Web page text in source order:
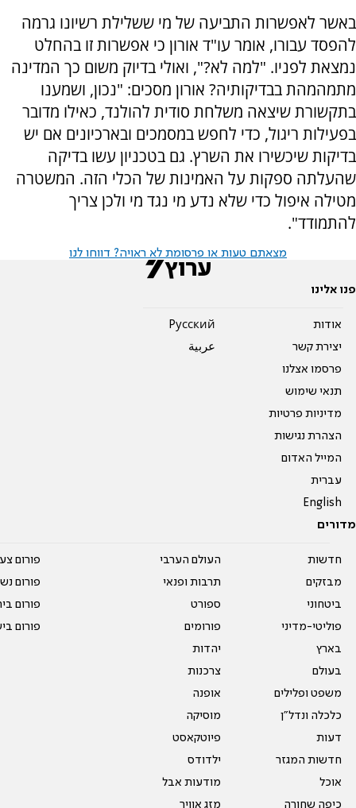
באשר לאפשרות התביעה של מי ששלילת רשיונו גרמה
להפסד עבורו, אומר עו"ד אורון כי אפשרות זו בהחלט
נמצאת לפניו. "למה לא?", ואולי בדיוק משום כך המדינה
מתמהמהת בבדיקותיה? אורון מסכים: "נכון, ושמענו
בתקשורת שיצאה משלחת סודית להולנד, כאילו מדובר
בפעילות ריגול, כדי לחפש במסמכים ובארכיונים אם יש
בדיקות שיכשירו את השרץ. גם בטכניון עשו בדיקה
שהעלתה ספקות על האמינות של הכלי הזה. המשטרה
מטילה איפול כדי שלא נדע מי נגד מי ולכן צריך
להתמודד".
מצאתם טעות או פרסומת לא ראויה? דווחו לנו
פנו אלינו
אודות
יצירת קשר
פרסמו אצלנו
תנאי שימוש
מדיניות פרטיות
הצהרת נגישות
המייל האדום
עברית
English
Pусский
عربية
מדורים
חדשות
מבזקים
ביטחוני
פוליטי-מדיני
בארץ
בעולם
משפט ופלילים
כלכלה ונדל"ן
דעות
חדשות המגזר
אוכל
כיפה שחורה
העולם הערבי
תרבות ופנאי
ספורט
פורומים
יהדות
צרכנות
אופנה
מוסיקה
פיוטקאסט
ילדודס
מודעות אבל
מזג אוויר
פורום
פורום
פורום
פורום